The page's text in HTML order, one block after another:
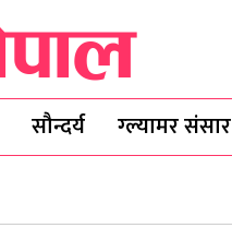
सौन्दर्य ग्ल्यामर संसार